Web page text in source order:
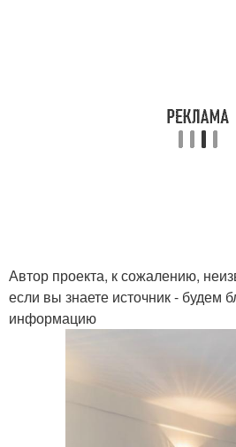
Автор проекта, к сожалению,
если вы знаете источник - будем
информацию